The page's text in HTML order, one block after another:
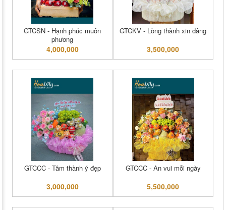
GTCSN - Hạnh phúc muôn
phương
4,000,000
GTCKV - Lòng thành xin dâng
3,500,000
GTCCC - Tâm thành ý đẹp
3,000,000
GTCCC - An vui mỗi ngày
5,500,000